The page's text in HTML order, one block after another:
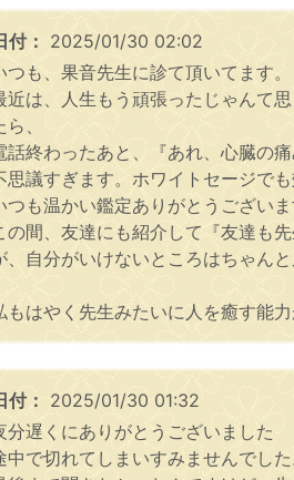
付：
2025/01/30 02:02
つも、果音先生に診て頂いてます。
近は、人生もう頑張ったじゃんて
ら、
話終わったあと、『あれ、心臓の痛
思議すぎます。ホワイトセージで
つも温かい鑑定ありがとうございま
の間、友達にも紹介して『友達も
、自分がいけないところはちゃん
もはやく先生みたいに人を癒す能
付：
2025/01/30 01:32
分遅くにありがとうございました
中で切れてしまいすみませんでした